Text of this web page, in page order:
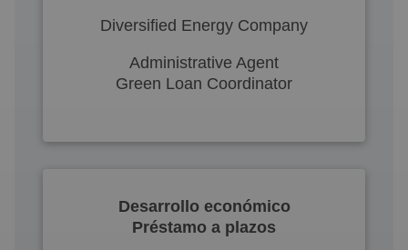
Diversified Energy Company
Administrative Agent
Green Loan Coordinator
Desarrollo económico
Préstamo a plazos